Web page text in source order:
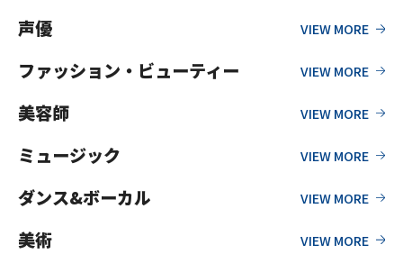
声優
ファッション・ビューティー
美容師
ミュージック
ダンス&ボーカル
美術